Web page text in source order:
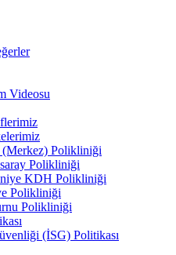
Videosu
(Merkez) Polikliniği
Polikliniği
KDH Polikliniği
Polikliniği
Polikliniği
(İSG) Politikası